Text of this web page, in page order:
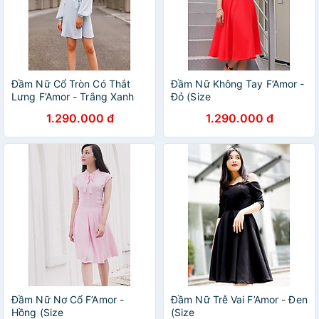
Đầm Nữ Cổ Tròn Có Thắt
Lưng F’Amor - Trắng Xanh
1.290.000 đ
Đầm Nữ Không Tay F’Amor -
Đỏ (Size
1.290.000 đ
Đầm Nữ Nơ Cổ F’Amor -
Hồng (Size
Đầm Nữ Trễ Vai F’Amor - Đen
(Size